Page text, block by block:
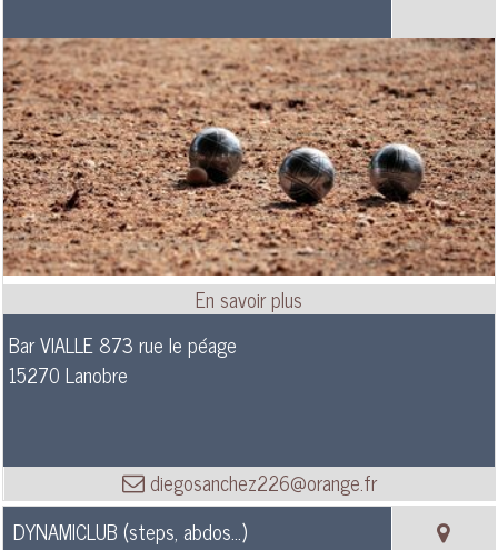
Bar VIALLE 873 rue le péage
15270 Lanobre
diegosanchez226@orange.fr
DYNAMICLUB (steps, abdos…)